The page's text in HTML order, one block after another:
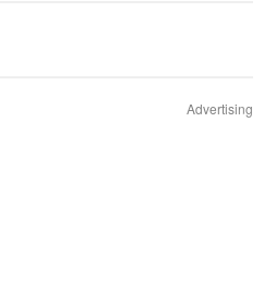
Advertising